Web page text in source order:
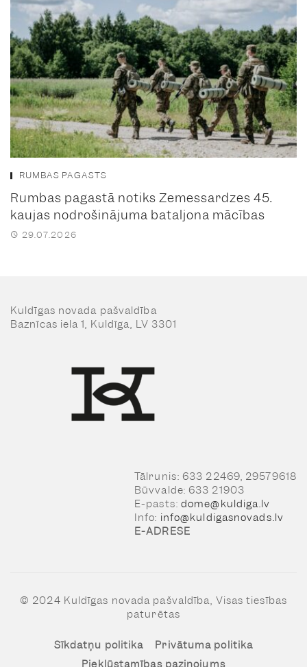
RUMBAS PAGASTS
Rumbas pagastā notiks Zemessardzes 45.
kaujas nodrošinājuma bataljona mācības
29.07.2026
Kuldīgas novada pašvaldība
Baznīcas iela 1, Kuldīga, LV 3301
Tālrunis: 633 22469, 29579618
Būvvalde: 633 21903
E-pasts: dome@kuldiga.lv
Info: info@kuldigasnovads.lv
E-ADRESE
© 2024 Kuldīgas novada pašvaldība, Visas tiesības
paturētas
Sīkdatņu politika
Privātuma politika